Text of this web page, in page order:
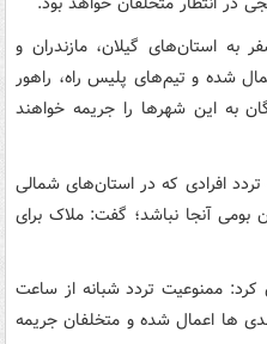
به استان‌های گیلان، مازندران و
شده و تیم‌های پلیس راه، راهور
به این شهرها را جریمه خواهند
افرادی که‌ در استان‌های شمالی
آنجا نباشد؛ گفت: ملاک برای
ممنوعیت تردد شبانه از ساعت
ها اعمال شده و متخلفان جریمه